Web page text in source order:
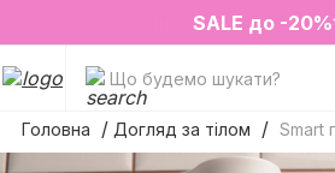
2=3 на улюблені аромати
SALE до -
❤️ Парфуми Sugar Porn 50 мл
Новинки✨
Що будемо шукати?
Головна Догляд за тілом Smart